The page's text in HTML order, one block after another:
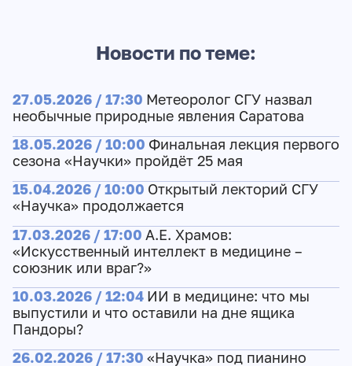
Новости по теме:
27.05.2026 / 17:30 Метеоролог СГУ назвал
необычные природные явления Саратова
18.05.2026 / 10:00 Финальная лекция первого
сезона «Научки» пройдёт 25 мая
15.04.2026 / 10:00 Открытый лекторий СГУ
«Научка» продолжается
17.03.2026 / 17:00 А.Е. Храмов:
«Искусственный интеллект в медицине –
союзник или враг?»
10.03.2026 / 12:04 ИИ в медицине: что мы
выпустили и что оставили на дне ящика
Пандоры?
26.02.2026 / 17:30 «Научка» под пианино